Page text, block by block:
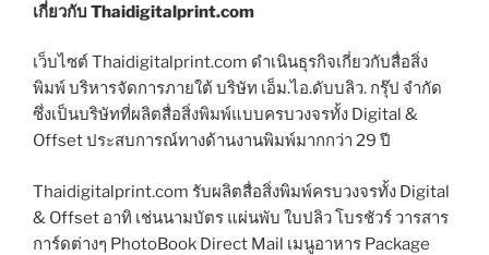
เกี่ยวกับ Thaidigitalprint.com
เว็บไซต์ Thaidigitalprint.com ดำเนินธุรกิจเกี่ยวกับสื่อสิ่ง
พิมพ์ บริหารจัดการภายใต้ บริษัท เอ็ม.ไอ.ดับบลิว. กรุ๊ป จำกัด
ซึ่งเป็นบริษัทที่ผลิตสื่อสิ่งพิมพ์แบบครบวงจรทั้ง Digital &
Offset ประสบการณ์ทางด้านงานพิมพ์มากกว่า 29 ปี
Thaidigitalprint.com รับผลิตสื่อสิ่งพิมพ์ครบวงจรทั้ง Digital
& Offset อาทิ เช่นนามบัตร แผ่นพับ ใบปลิว โบรชัวร์ วารสาร
การ์ดต่างๆ PhotoBook Direct Mail เมนูอาหาร Package